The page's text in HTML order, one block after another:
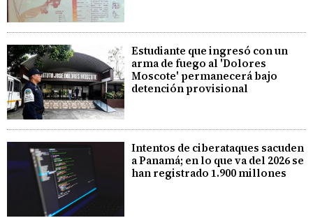
Estudiante que ingresó con un
arma de fuego al 'Dolores
Moscote' permanecerá bajo
detención provisional
Intentos de ciberataques sacuden
a Panamá; en lo que va del 2026 se
han registrado 1.900 millones